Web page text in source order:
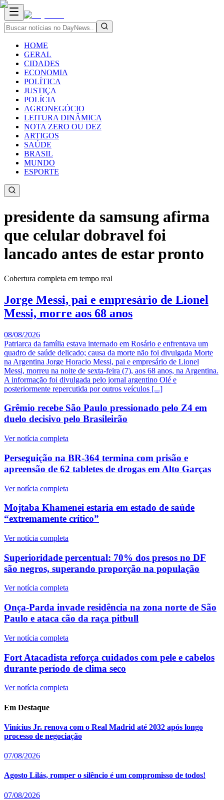
HOME
GERAL
CIDADES
ECONOMIA
POLÍTICA
JUSTIÇA
POLÍCIA
AGRONEGÓCIO
LEITURA DINÂMICA
NOTA ZERO OU DEZ
ARTIGOS
SAÚDE
BRASIL
MUNDO
ESPORTE
presidente da samsung afirma
que celular dobravel foi
lancado antes de estar pronto
Cobertura completa em tempo real
Jorge Messi, pai e empresário de Lionel
Messi, morre aos 68 anos
08/08/2026
Patriarca da família estava internado em Rosário e enfrentava um
quadro de saúde delicado; causa da morte não foi divulgada Morte
na Argentina Jorge Horacio Messi, pai e empresário de Lionel
Messi, morreu na noite de sexta-feira (7), aos 68 anos, na Argentina.
A informação foi divulgada pelo jornal argentino Olé e
posteriormente repercutida por outros veículos [...]
Grêmio recebe São Paulo pressionado pelo Z4 em
duelo decisivo pelo Brasileirão
Ver notícia completa
Perseguição na BR-364 termina com prisão e
apreensão de 62 tabletes de drogas em Alto Garças
Ver notícia completa
Mojtaba Khamenei estaria em estado de saúde
“extremamente crítico”
Ver notícia completa
Superioridade percentual: 70% dos presos no DF
são negros, superando proporção na população
Ver notícia completa
Onça-Parda invade residência na zona norte de São
Paulo e ataca cão da raça pitbull
Ver notícia completa
Fort Atacadista reforça cuidados com pele e cabelos
durante período de clima seco
Ver notícia completa
Em Destaque
Vinícius Jr. renova com o Real Madrid até 2032 após longo
processo de negociação
07/08/2026
Agosto Lilás, romper o silêncio é um compromisso de todos!
07/08/2026